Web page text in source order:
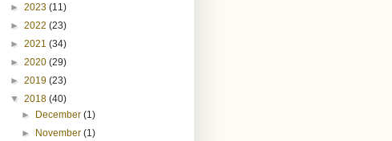
► 2023 (11)
► 2022 (23)
► 2021 (34)
► 2020 (29)
► 2019 (23)
▼ 2018 (40)
► December(1)
► November(1)